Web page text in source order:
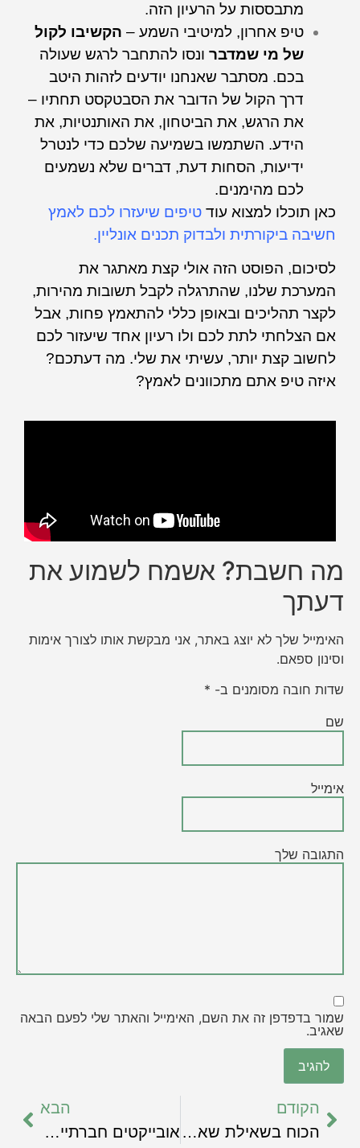
מתבססות על הרעיון הזה.
טיפ אחרון, למיטיבי השמע – הקשיבו לקול
של מי שמדבר ונסו להתחבר לרגש שעולה
בכם. מסתבר שאנחנו יודעים לזהות היטב
דרך הקול של הדובר את הסבטקסט תחתיו –
את הרגש, את הביטחון, את האותנטיות, את
הידע. השתמשו בשמיעה שלכם כדי לנטרל
ידיעות, הסחות דעת, דברים שלא נשמעים
לכם מהימנים.
כאן תוכלו למצוא עוד טיפים שיעזרו לכם לאמץ
חשיבה ביקורתית ולבדוק תכנים אונליין.
לסיכום, הפוסט הזה אולי קצת מאתגר את
המערכת שלנו, שהתרגלה לקבל תשובות מהירות,
לקצר תהליכים ובאופן כללי להתאמץ פחות, אבל
אם הצלחתי לתת לכם ולו רעיון אחד שיעזור לכם
לחשוב קצת יותר, עשיתי את שלי. מה דעתכם?
איזה טיפ אתם מתכוונים לאמץ?
מה חשבת? אשמח לשמוע את
דעתך
האימייל שלך לא יוצג באתר, אני מבקשת אותו לצורך אימות
וסינון ספאם.
שדות חובה מסומנים ב- *
שם
אימייל
התגובה שלך
שמור בדפדפן זה את השם, האימייל והאתר שלי לפעם הבאה
שאגיב.
הקודם
הכוח בשאילת שאלות
הבא
אובייקטים חברתיים והשיחות סביבם